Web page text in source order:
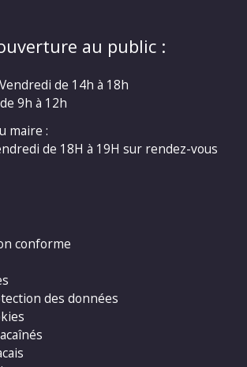
au public :
de 14h à 18h
9h à 12h
maire :
de 18H à 19H sur rendez-vous
conforme
des données